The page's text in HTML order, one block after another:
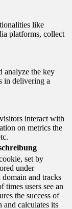
like
platforms, collect
analyze the key
in delivering a
interact with
on metrics the
set by
under
and tracks
times users see an
the success of
and calculates its